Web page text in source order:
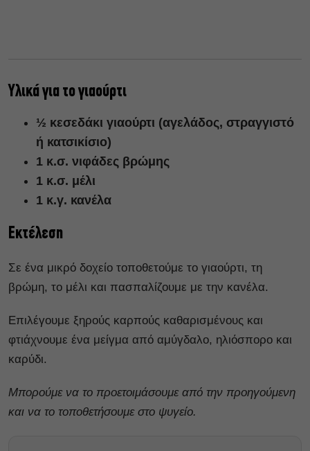
Υλικά για το γιαούρτι
½ κεσεδάκι γιαούρτι (αγελάδος, στραγγιστό
ή κατσικίσιο)
1 κ.σ. νιφάδες βρώμης
1 κ.σ. μέλι
1 κ.γ. κανέλα
Εκτέλεση
Σε ένα μικρό δοχείο τοποθετούμε το γιαούρτι, τη
βρώμη, το μέλι και πασπαλίζουμε με την κανέλα.
Επιλέγουμε ξηρούς καρπούς καθαρισμένους και
φτιάχνουμε ένα μείγμα από αμύγδαλο, ηλιόσπορο και
καρύδι.
Μπορούμε να το προετοιμάσουμε από την προηγούμενη
και να το τοποθετήσουμε στο ψυγείο.